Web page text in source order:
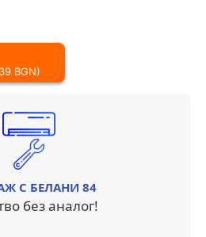
BGN)
С БЕЛАНИ 84
без аналог!